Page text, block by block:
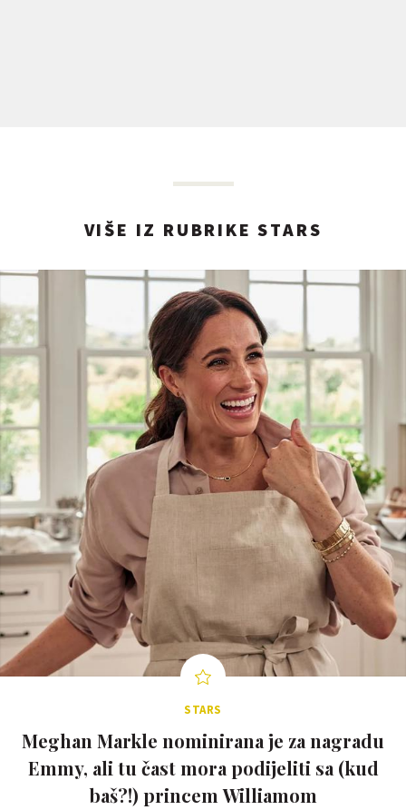
VIŠE IZ RUBRIKE STARS
STARS
Meghan Markle nominirana je za nagradu
Emmy, ali tu čast mora podijeliti sa (kud
baš?!) princem Williamom